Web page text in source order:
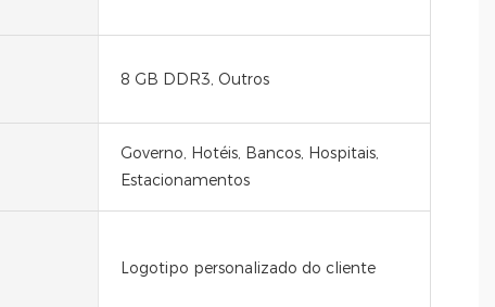
8 GB DDR3, Outros
Governo, Hotéis, Bancos, Hospitais,
Estacionamentos
Logotipo personalizado do cliente